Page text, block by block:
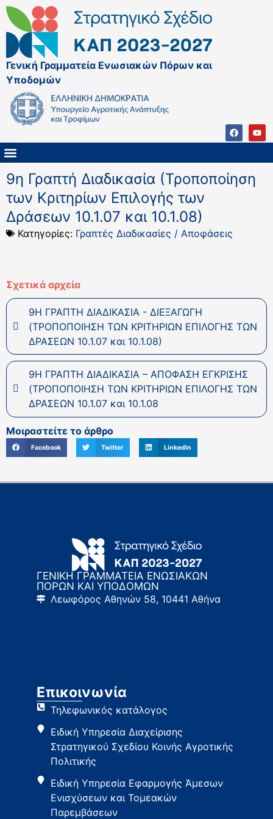
Γενική Γραμματεία Ενωσιακών Πόρων και
Υποδομών
9η Γραπτή Διαδικασία (Τροποποίηση
των Κριτηρίων Επιλογής των
Δράσεων 10.1.07 και 10.1.08)
Κατηγορίες: Γραπτές Διαδικασίες / Αποφάσεις
Σχετικά αρχεία
9Η ΓΡΑΠΤΗ ΔΙΑΔΙΚΑΣΙΑ - ΔΙΕΞΑΓΩΓΗ
(ΤΡΟΠΟΠΟΙΗΣΗ ΤΩΝ ΚΡΙΤΗΡΙΩΝ ΕΠΙΛΟΓΗΣ ΤΩΝ
ΔΡΑΣΕΩΝ 10.1.07 και 10.1.08)
9Η ΓΡΑΠΤΗ ΔΙΑΔΙΚΑΣΙΑ – ΑΠΟΦΑΣΗ ΕΓΚΡΙΣΗΣ
(ΤΡΟΠΟΠΟΙΗΣΗ ΤΩΝ ΚΡΙΤΗΡΙΩΝ ΕΠΙΛΟΓΗΣ ΤΩΝ
ΔΡΑΣΕΩΝ 10.1.07 και 10.1.08
Μοιραστείτε το άρθρο
Facebook Twitter LinkedIn
ΓΕΝΙΚΗ ΓΡΑΜΜΑΤΕΙΑ ΕΝΩΣΙΑΚΩΝ
ΠΟΡΩΝ ΚΑΙ ΥΠΟΔΟΜΩΝ
Λεωφόρος Αθηνών 58, 10441 Αθήνα
Επικοινωνία
Τηλεφωνικός κατάλογος
Ειδική Υπηρεσία Διαχείρισης
Στρατηγικού Σχεδίου Κοινής Αγροτικής
Πολιτικής
Ειδική Υπηρεσία Εφαρμογής Άμεσων
Ενισχύσεων και Τομεακών
Παρεμβάσεων